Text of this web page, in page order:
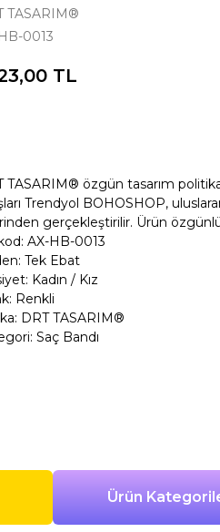
TASARIM®
0013
TL
TASARIM® özgün tasarım
Trendyol BOHOSHOP,
gerçekleştirilir. Ürün
AX-HB-0013
Tek Ebat
Kadın / Kız
Renkli
DRT TASARIM®
Saç Bandı
Ürün